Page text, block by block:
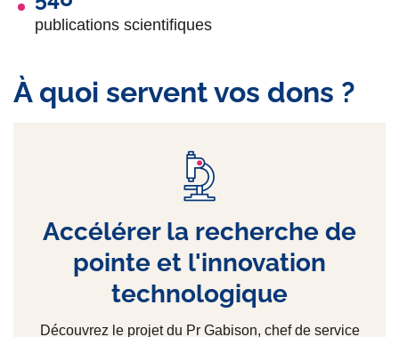
publications scientifiques
À quoi servent vos dons ?
Accélérer la recherche de
pointe et l'innovation
technologique
Découvrez le projet du Pr Gabison, chef de service